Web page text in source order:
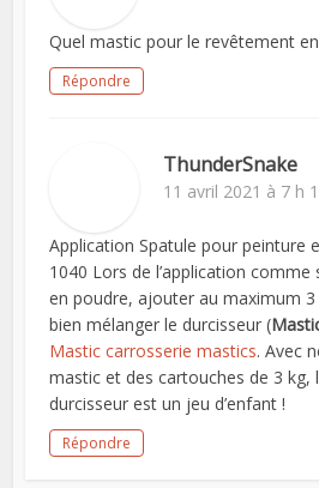
Quel mastic pour le revêtement
Répondre
ThunderSnake
11 avril 2021 à 7 h
Application Spatule pour peinture
1040 Lors de l’application
en poudre, ajouter au maximum
bien mélanger le durcisseur (
Mastic carrosserie mastics. Avec
mastic et des cartouches de 3 kg,
durcisseur est un jeu d’enfant !
Répondre